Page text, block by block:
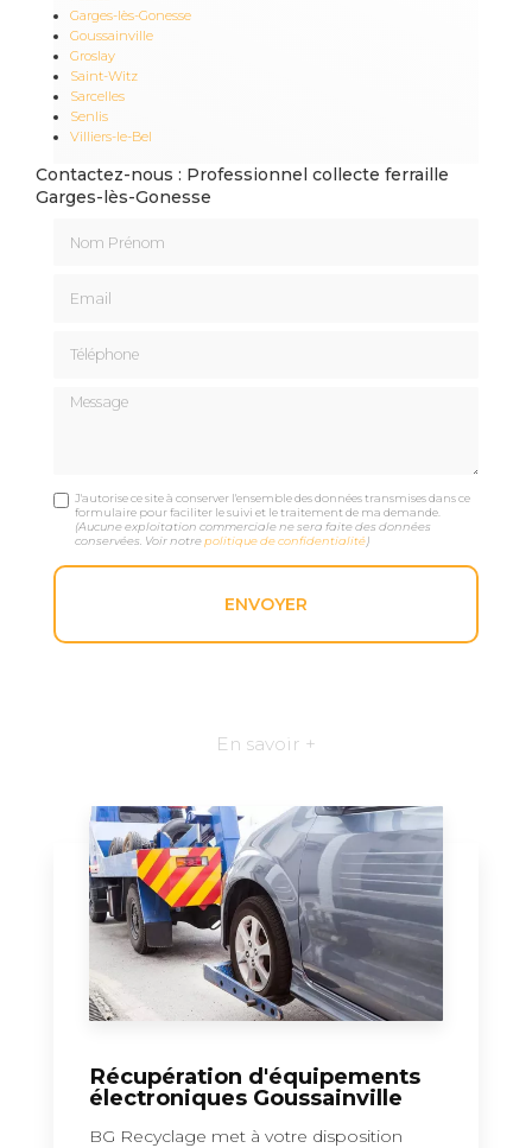
Garges-lès-Gonesse
Goussainville
Groslay
Saint-Witz
Sarcelles
Senlis
Villiers-le-Bel
Contactez-nous : Professionnel collecte ferraille
Garges-lès-Gonesse
Message
J'autorise ce site à conserver l'ensemble des données transmises dans ce
formulaire pour faciliter le suivi et le traitement de ma demande.
(Aucune exploitation commerciale ne sera faite des données
conservées. Voir notrepolitique de confidentialité)
En savoir +
Récupération d'équipements
électroniques Goussainville
BG Recyclage met à votre disposition